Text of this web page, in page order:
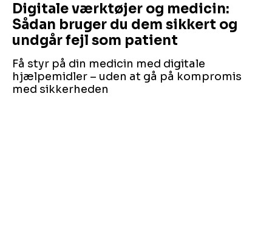
Digitale værktøjer og medicin:
Sådan bruger du dem sikkert og
undgår fejl som patient
Få styr på din medicin med digitale
hjælpemidler – uden at gå på kompromis
med sikkerheden